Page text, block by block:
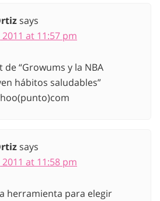
says
at 11:57 pm
“Growums y la NBA
hábitos saludables”
says
at 11:58 pm
herramienta para elegir